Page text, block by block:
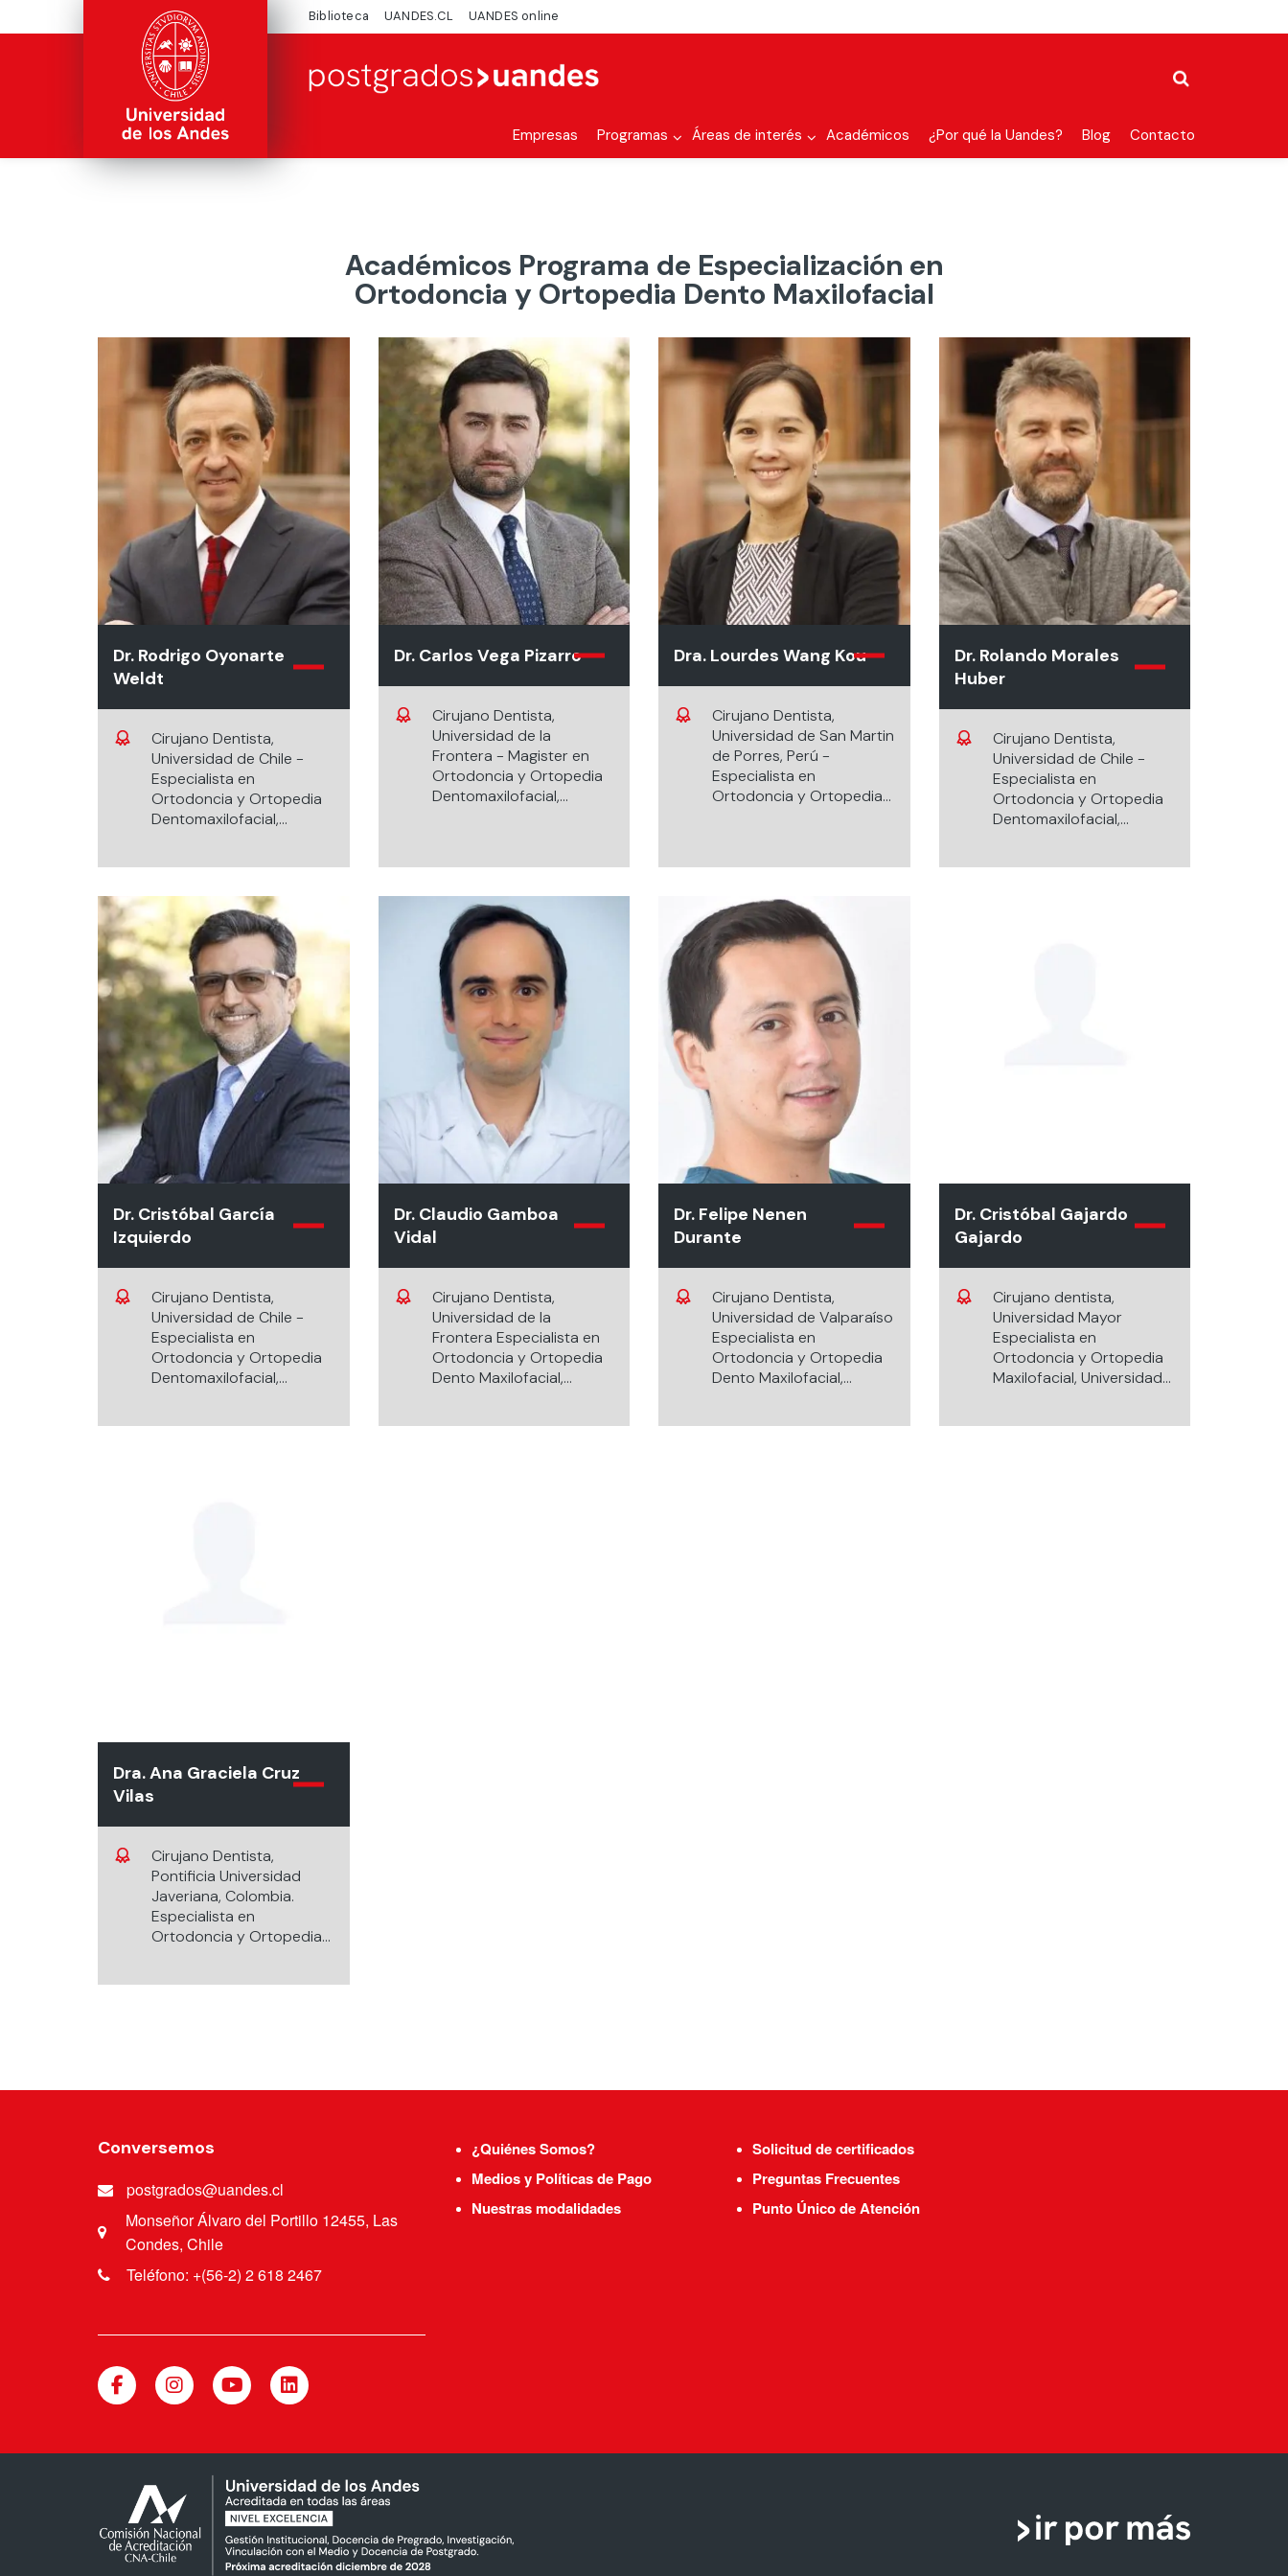
Biblioteca UANDES.CL UANDES online
Empresas Programas Áreas de interés Académicos ¿Por qué la Uandes? Blog Contacto
Académicos Programa de Especialización en
Ortodoncia y Ortopedia Dento Maxilofacial
Dr. Rodrigo Oyonarte
Weldt
Cirujano Dentista,
Universidad de Chile -
Especialista en
Ortodoncia y Ortopedia
Dentomaxilofacial,
Toronto, Canadá -
Diplomado en Medicina
Basada en la Evidencia,
Universidad de los Andes.
Dr. Carlos Vega Pizarro
Cirujano Dentista,
Universidad de la
Frontera - Magister en
Ortodoncia y Ortopedia
Dentomaxilofacial,
Dra. Lourdes Wang Kou
Cirujano Dentista,
Universidad de San Martin
de Porres, Perú -
Especialista en
Ortodoncia y Ortopedia
Dr. Rolando Morales
Huber
Cirujano Dentista,
Universidad de Chile -
Especialista en
Ortodoncia y Ortopedia
Dentomaxilofacial,
Dr. Cristóbal García
Izquierdo
Cirujano Dentista,
Universidad de Chile -
Especialista en
Ortodoncia y Ortopedia
Dentomaxilofacial,
Dr. Claudio Gamboa
Vidal
Cirujano Dentista,
Universidad de la
Frontera Especialista en
Ortodoncia y Ortopedia
Dento Maxilofacial,
Dr. Felipe Nenen
Durante
Cirujano Dentista,
Universidad de Valparaíso
Especialista en
Ortodoncia y Ortopedia
Dento Maxilofacial,
Dr. Cristóbal Gajardo
Gajardo
Cirujano dentista,
Universidad Mayor
Especialista en
Ortodoncia y Ortopedia
Maxilofacial, Universidad
Dra. Ana Graciela Cruz
Vilas
Cirujano Dentista,
Pontificia Universidad
Javeriana, Colombia.
Especialista en
Ortodoncia y Ortopedia
Conversemos
postgrados@uandes.cl
Monseñor Álvaro del Portillo 12455, Las
Condes, Chile
Teléfono: +(56-2) 2 618 2467
¿Quiénes Somos?
Medios y Políticas de Pago
Nuestras modalidades
Solicitud de certificados
Preguntas Frecuentes
Punto Único de Atención